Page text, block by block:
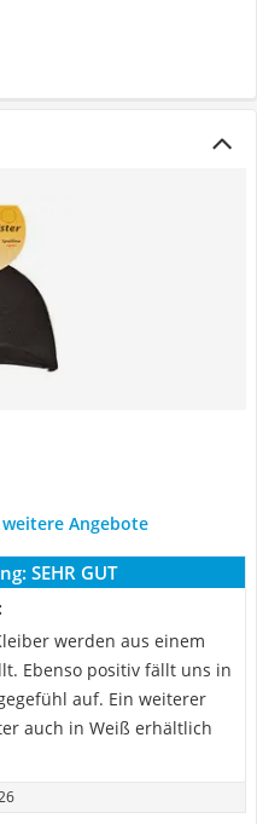
Angebote
SEHR GUT
werden aus einem
Ebenso positiv fällt uns in
auf. Ein weiterer
auch in Weiß erhältlich